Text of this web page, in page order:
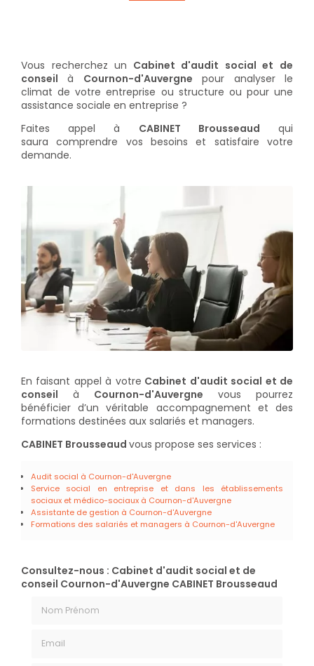
Vous recherchez un Cabinet d'audit social et de
conseil à Cournon-d'Auvergne pour analyser le
climat de votre entreprise ou structure ou pour une
assistance sociale en entreprise ?
Faites appel à CABINET Brousseaud qui
saura comprendre vos besoins et satisfaire votre
demande.
En faisant appel à votre Cabinet d'audit social et de
conseil à Cournon-d'Auvergne vous pourrez
bénéficier d’un véritable accompagnement et des
formations destinées aux salariés et managers.
CABINET Brousseaud vous propose ses services :
Audit social à Cournon-d'Auvergne
Service social en entreprise et dans les établissements
sociaux et médico-sociaux à Cournon-d'Auvergne
Assistante de gestion à Cournon-d'Auvergne
Formations des salariés et managers à Cournon-d'Auvergne
Consultez-nous : Cabinet d'audit social et de
conseil Cournon-d'Auvergne CABINET Brousseaud